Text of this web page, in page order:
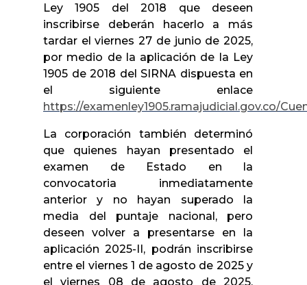
Ley 1905 del 2018 que deseen
inscribirse deberán hacerlo a más
tardar el viernes 27 de junio de 2025,
por medio de la aplicación de la Ley
1905 de 2018 del SIRNA dispuesta en
el siguiente enlace
https://examenley1905.ramajudicial.gov.co/
La corporación también determinó
que quienes hayan presentado el
examen de Estado en la
convocatoria inmediatamente
anterior y no hayan superado la
media del puntaje nacional, pero
deseen volver a presentarse en la
aplicación 2025-II, podrán inscribirse
entre el viernes 1 de agosto de 2025 y
el viernes 08 de agosto de 2025,